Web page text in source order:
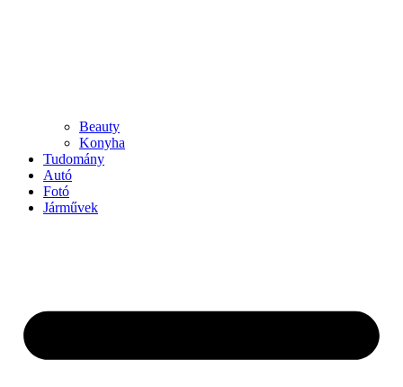
Beauty
Konyha
Tudomány
Autó
Fotó
Járművek